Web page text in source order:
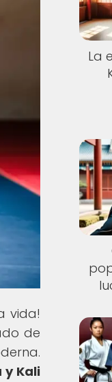
vida!
de
y Kali
La